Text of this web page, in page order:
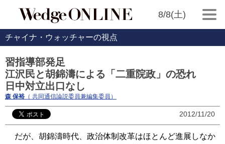
8/8(土)
チャイナ・ウォッチャーの視点
習指導部発足
江沢民と胡錦濤による「二重院政」の恐れ
日中対立出口なし
森 保裕 （ 共同通信論説委員兼編集委員）
2012/11/20
だが、胡錦濤時代、政治体制改革はほとんど進展しなか